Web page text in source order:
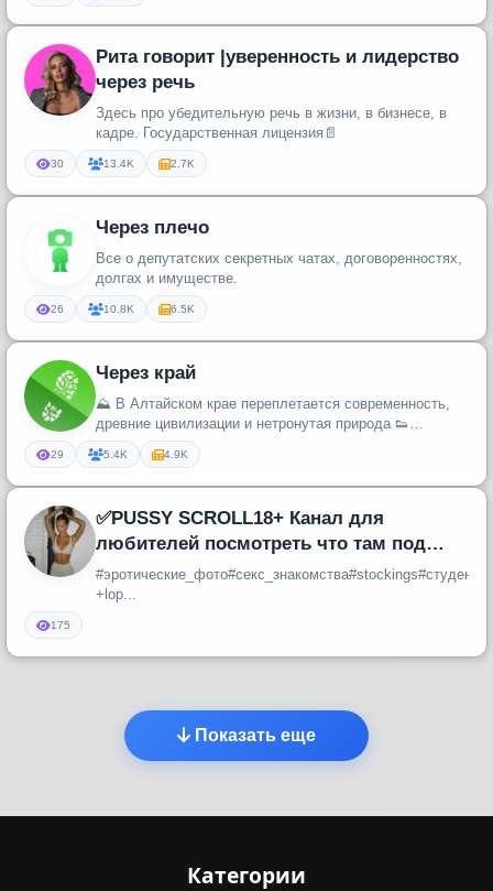
Рита говорит |уверенность и лидерство
через речь
Здесь про убедительную речь в жизни, в бизнесе, в
кадре. Государственная лицензия📄
30 13.4K 2.7K
Через плечо
Все о депутатских секретных чатах, договоренностях,
долгах и имуществе.
26 10.8K 6.5K
Через край
⛰ В Алтайском крае переплетается современность,
древние цивилизации и нетронутая природа 👟
Шагните с нами через край
29 5.4K 4.9K
✅PUSSY SCROLL18+ Канал для
любителей посмотреть что там под
трусиками...18+ строго...✅
+lop...
175
Показать еще
Категории